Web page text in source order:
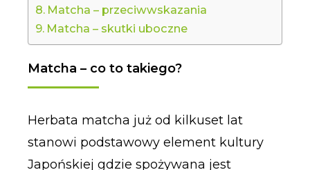
Matcha – przeciwwskazania
Matcha – skutki uboczne
Matcha – co to takiego?
Herbata matcha już od kilkuset lat
stanowi podstawowy element kultury
Japońskiej gdzie spożywana jest